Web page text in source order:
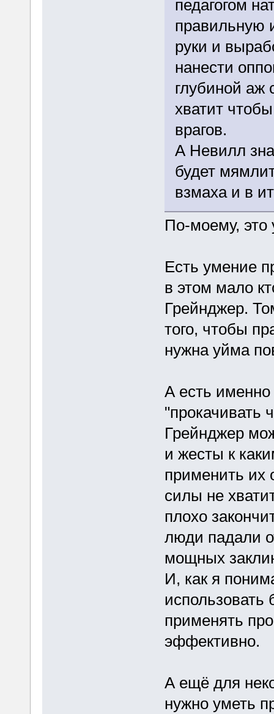
педагогом
правильную
руки и
нанести
глубиной аж
хватит
врагов.
А Невилл
будет
взмаха и в
По-моему, это
Есть умение
в этом мало
Грейнджер.
того, чтобы
нужна уйма
А есть
"прокачивать
Грейнджер
и жесты к
применить их
силы не
плохо
люди падали
мощных
И, как я
применять
эффективно.
А ещё для
нужно уметь